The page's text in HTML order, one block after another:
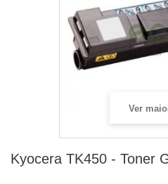
Ver
Kyocera TK450 - Toner